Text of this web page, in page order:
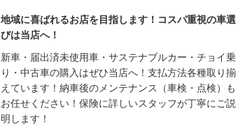
地域に喜ばれるお店を目指します！コスパ重視の車選
びは当店へ！
新車・届出済未使用車・サステナブルカー・チョイ乗
り・中古車の購入はぜひ当店へ！支払方法各種取り揃
えています！納車後のメンテナンス（車検・点検）も
お任せください！保険に詳しいスタッフが丁寧にご説
明します！